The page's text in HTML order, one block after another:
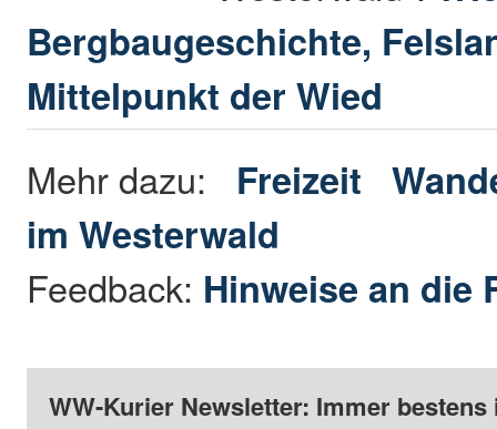
Bergbaugeschichte,
Mittelpunkt der Wied
Mehr dazu: Freizeit
im Westerwald
Feedback: Hinweise an die
WW-Kurier Newsletter: Immer